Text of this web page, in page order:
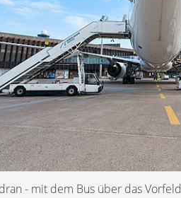
- mit dem Bus über das Vorfeld